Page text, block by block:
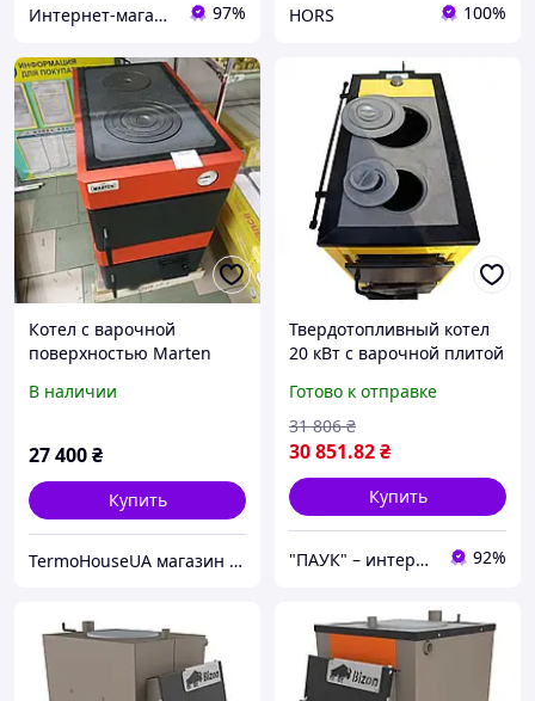
Интернет-магазин "Ochag" 97% HORS 100%
Котел с варочной
поверхностью Marten
В наличии
27 400₴
Купить
TermoHouseUA магазин отопительного и климатического оборудования
Твердотопливный котел
20 кВт с варочной плитой
варочной плитой для
приготовления пищи
Готово к отправке
30 851.82₴
31 806 ₴
Купить
"ПАУК" – интернет-магазин торгового, складского, отопительного оборудования. 92%